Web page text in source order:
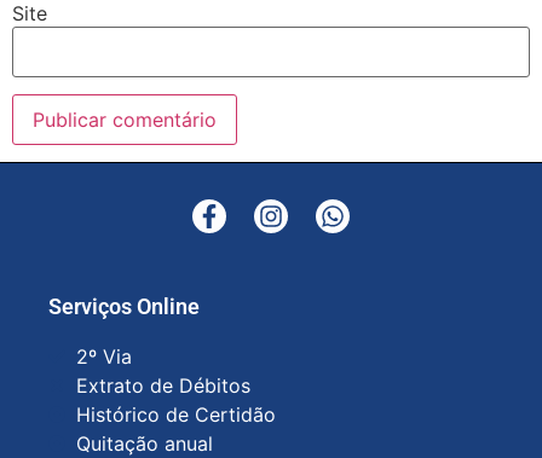
Site
Serviços Online
2º Via
Extrato de Débitos
Histórico de Certidão
Quitação anual